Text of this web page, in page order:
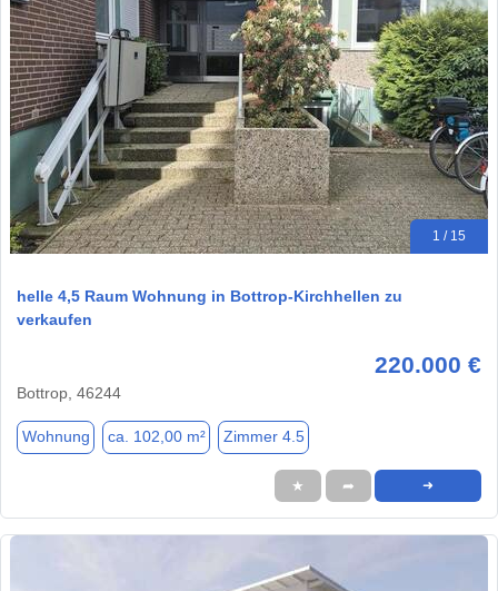
1 / 15
helle 4,5 Raum Wohnung in Bottrop-Kirchhellen zu
verkaufen
220.000 €
Bottrop, 46244
Wohnung ca. 102,00 m² Zimmer 4.5
★ ➦ ➜